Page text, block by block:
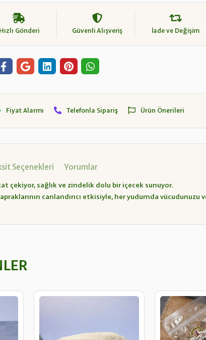
Hızlı Gönderi Güvenli Alışveriş İade ve Değişim
Fiyat Alarmı Telefonla Sipariş Ürün Önerileri
Seçenekleri Yorumlar
çekiyor, sağlık ve zindelik dolu bir içecek sunuyor.
canlandırıcı etkisiyle, her yudumda vücudunuzu